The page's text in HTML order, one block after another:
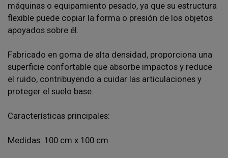
máquinas o equipamiento pesado, ya que su estructura
flexible puede copiar la forma o presión de los objetos
apoyados sobre él.
Fabricado en goma de alta densidad, proporciona una
superficie confortable que absorbe impactos y reduce
el ruido, contribuyendo a cuidar las articulaciones y
proteger el suelo base.
Características principales:
Medidas: 100 cm x 100 cm